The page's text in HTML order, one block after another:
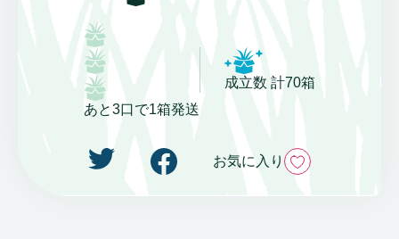
あと3口で1箱発送
成立数 計70箱
お気に入り